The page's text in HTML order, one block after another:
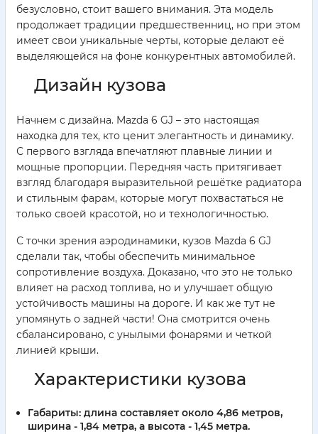
безусловно, стоит вашего внимания. Эта модель
продолжает традиции предшественниц, но при этом
имеет свои уникальные черты, которые делают её
выделяющейся на фоне конкурентных автомобилей.
Дизайн кузова
Начнем с дизайна. Mazda 6 GJ – это настоящая
находка для тех, кто ценит элегантность и динамику.
С первого взгляда впечатляют плавные линии и
мощные пропорции. Передняя часть притягивает
взгляд благодаря выразительной решётке радиатора
и стильным фарам, которые могут похвастаться не
только своей красотой, но и технологичностью.
С точки зрения аэродинамики, кузов Mazda 6 GJ
сделали так, чтобы обеспечить минимальное
сопротивление воздуха. Доказано, что это не только
влияет на расход топлива, но и улучшает общую
устойчивость машины на дороге. И как же тут не
упомянуть о задней части! Она смотрится очень
сбалансировано, с унылыми фонарями и четкой
линией крыши.
Характеристики кузова
Габариты: длина составляет около 4,86 метров,
ширина - 1,84 метра, а высота - 1,45 метра.